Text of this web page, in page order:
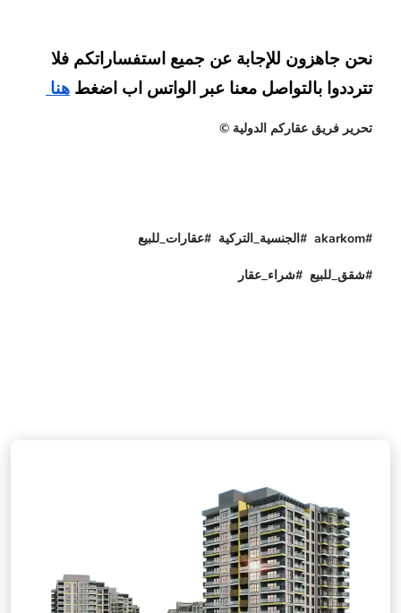
تترددوا بالتواصل معنا عبر الواتس اب اضغط هنا
تحرير فريق عقاركم الدولية ©
#akarkom #الجنسية_التركية #عقارات_للبيع
#شقق_للبيع #شراء_عقار